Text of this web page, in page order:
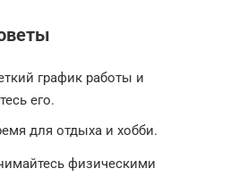
график работы и
его.
для отдыха и хобби.
физическими